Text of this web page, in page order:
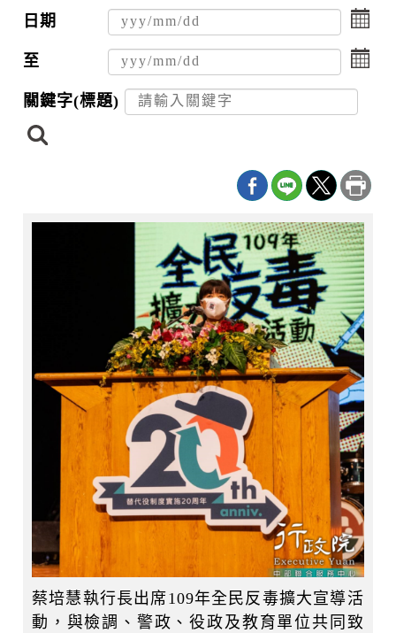
日期
擊
選
擇
日
期
至
點
擊
選
擇
日
關鍵字(標題)
搜
尋
蔡培慧執行長出席109年全民反毒擴大宣導活
動，與檢調、警政、役政及教育單位共同致